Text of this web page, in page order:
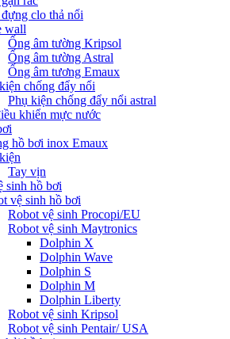
clo thả nổi
wall
Ống âm tường Kripsol
Ống âm tường Astral
Ống âm tương Emaux
chống đẩy nổi
Phụ kiện chống đẩy nổi astral
khiển mực nước
hồ bơi inox Emaux
Tay vịn
sinh hồ bơi
vệ sinh hồ bơi
Robot vệ sinh Procopi/EU
Robot vệ sinh Maytronics
Dolphin X
Dolphin Wave
Dolphin S
Dolphin M
Dolphin Liberty
Robot vệ sinh Kripsol
Robot vệ sinh Pentair/ USA